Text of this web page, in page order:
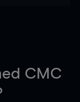
CMC